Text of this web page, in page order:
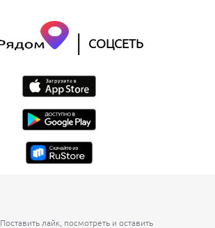
| СОЦСЕТЬ
Поставить лайк, посмотреть и оставить